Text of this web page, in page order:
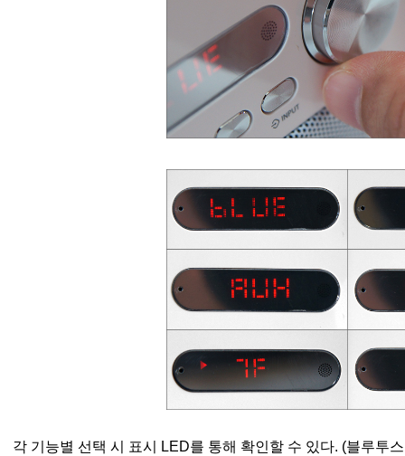
각 기능별 선택 시 표시 LED를 통해 확인할 수 있다. (블루투